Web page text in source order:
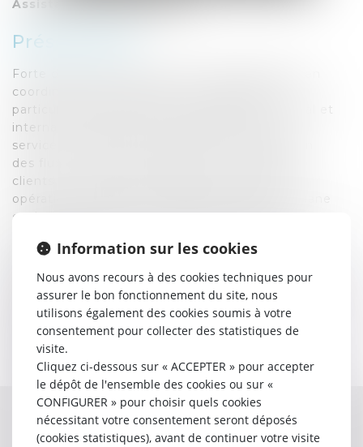
Assistante administrative
Présentation
Forte de plus de quinze années d’expérience en
coordination administrative et logistique, en
particulier dans le secteur du transport national et
international, Nathalie COMMUNAL met au
service du cabinet sa maîtrise de l’organisation
des flux, du suivi des dossiers et de la relation
clients et partenaires. Habituée à gérer des
opérations complexes d’import/export, de douane
et de planification, elle dispose d’une solide
priorités.
Organisée, autonome, rigoureuse et dotée d’un
excellent sens pratique, elle veille à la fiabilité des
process administratifs et au respect des délais.
Elle mobilise au quotidien ses compétences en
informatiques et sa maîtrise de l’anglais pour
assurer un soutien efficace et réactif aux équipes
et aux clients du cabinet.
ContacterNathalie
Information sur les cookies
Nous avons recours à des cookies techniques pour
assurer le bon fonctionnement du site, nous
utilisons également des cookies soumis à votre
consentement pour collecter des statistiques de
visite.
Cliquez ci-dessous sur « ACCEPTER » pour accepter
le dépôt de l'ensemble des cookies ou sur «
CONFIGURER » pour choisir quels cookies
nécessitant votre consentement seront déposés
(cookies statistiques), avant de continuer votre visite